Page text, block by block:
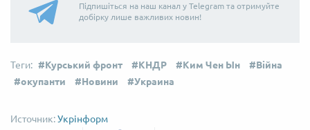
Підпишіться на наш канал у Telegram та отримуйте
добірку лише важливих новин!
Курський фронт КНДР Ким Чен Ын
Війна
окупанти
Новини Украина
Укрінформ